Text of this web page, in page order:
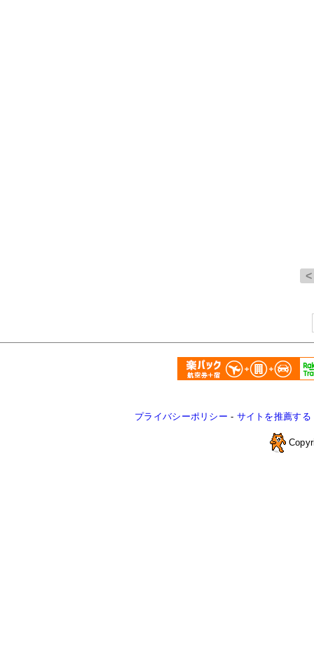
プライバシーポリシー - サイトを推薦する